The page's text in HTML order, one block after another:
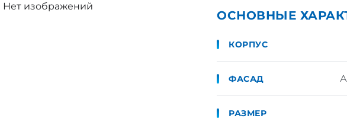
Нет изображений
ОСНОВНЫЕ
КОРПУС
ФАСАД
РАЗМЕР